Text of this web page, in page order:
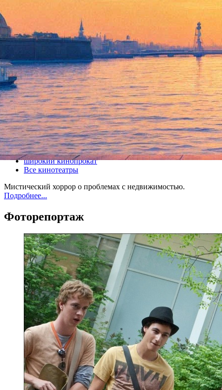
Дом в конце улицы
12 октября 2012, пятница-07 ноября 2012, среда
Версия для печати
Все кино
широкий кинопрокат
Все кинотеатры
Мистический хоррор о проблемах с недвижимостью.
Подробнее...
Фоторепортаж